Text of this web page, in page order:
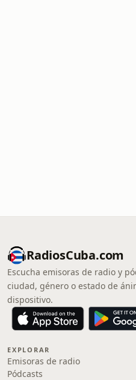
RadiosCuba.com
Escucha emisoras de radio y
ciudad, género o estado de
dispositivo.
EXPLORAR
Emisoras de radio
Pódcasts